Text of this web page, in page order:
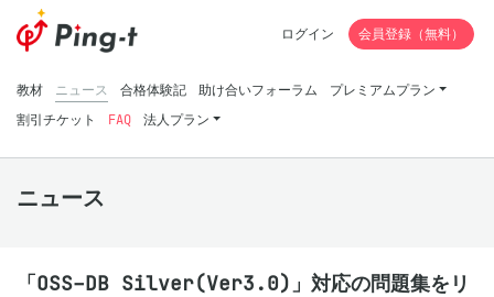
教材 ニュース 合格体験記 助け合いフォーラム
プレミアムプラン
割引チケット
FAQ 法人プラン
ログイン 会員登録（無料）
ニュース
「OSS-DB Silver(Ver3.0)」対応の問題集をリ